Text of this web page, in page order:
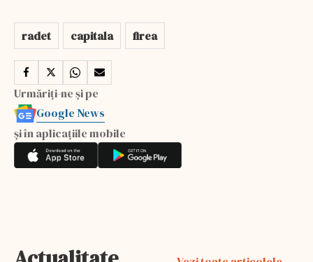
radet capitala firea
Urmăriți-ne și pe
Google News
și în aplicațiile mobile